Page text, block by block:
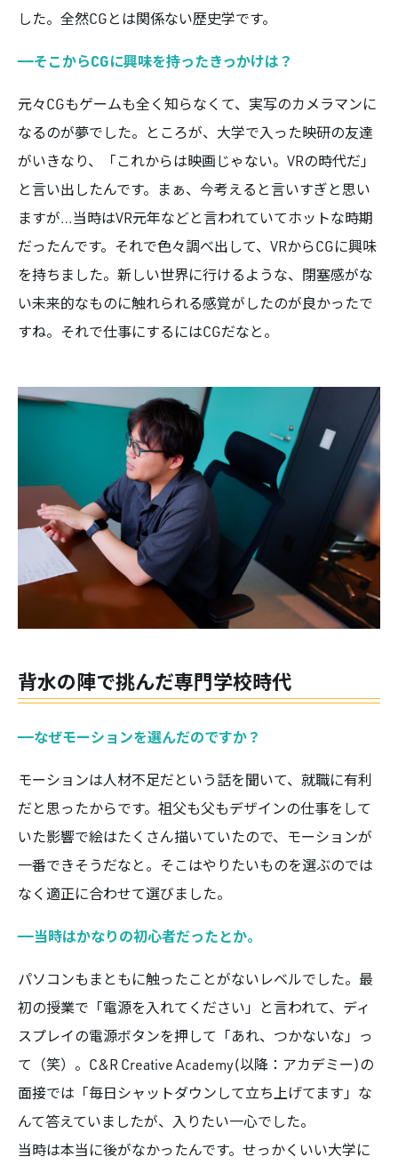
した。全然CGとは関係ない歴史学です。
——そこからCGに興味を持ったきっかけは？
元々CGもゲームも全く知らなくて、実写のカメラマンに
なるのが夢でした。ところが、大学で入った映研の友達
がいきなり、「これからは映画じゃない。VRの時代だ」
と言い出したんです。まぁ、今考えると言いすぎと思い
ますが…当時はVR元年などと言われていてホットな時期
だったんです。それで色々調べ出して、VRからCGに興味
を持ちました。新しい世界に行けるような、閉塞感がな
い未来的なものに触れられる感覚がしたのが良かったで
すね。それで仕事にするにはCGだなと。
背水の陣で挑んだ専門学校時代
——なぜモーションを選んだのですか？
モーションは人材不足だという話を聞いて、就職に有利
だと思ったからです。祖父も父もデザインの仕事をして
いた影響で絵はたくさん描いていたので、モーションが
一番できそうだなと。そこはやりたいものを選ぶのでは
なく適正に合わせて選びました。
——当時はかなりの初心者だったとか。
パソコンもまともに触ったことがないレベルでした。最
初の授業で「電源を入れてください」と言われて、ディ
スプレイの電源ボタンを押して「あれ、つかないな」っ
て（笑）。C&R Creative Academy(以降：アカデミー)の
面接では「毎日シャットダウンして立ち上げてます」な
んて答えていましたが、入りたい一心でした。
当時は本当に後がなかったんです。せっかくいい大学に